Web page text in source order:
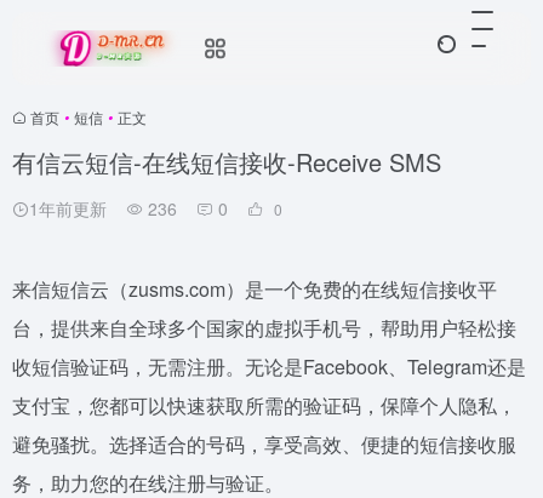
首页 • 短信 • 正文
有信云短信-在线短信接收-Receive SMS
1年前更新 236 0 0
来信短信云（zusms.com）是一个免费的在线短信接收平
台，提供来自全球多个国家的虚拟手机号，帮助用户轻松接
收短信验证码，无需注册。无论是Facebook、Telegram还是
支付宝，您都可以快速获取所需的验证码，保障个人隐私，
避免骚扰。选择适合的号码，享受高效、便捷的短信接收服
务，助力您的在线注册与验证。